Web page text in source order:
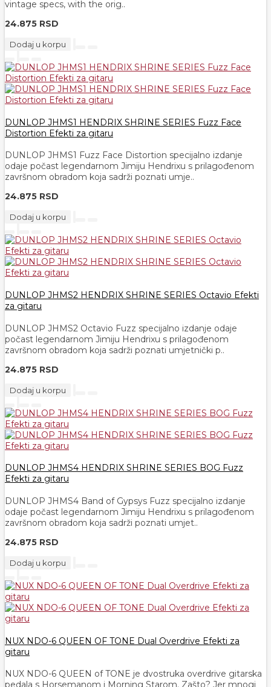
vintage specs, with the orig..
24.875 RSD
Dodaj u korpu
DUNLOP JHMS1 HENDRIX SHRINE SERIES Fuzz Face
Distortion Efekti za gitaru
DUNLOP JHMS1 Fuzz Face Distortion specijalno izdanje
odaje počast legendarnom Jimiju Hendrixu s prilagođenom
završnom obradom koja sadrži poznati umje..
24.875 RSD
Dodaj u korpu
DUNLOP JHMS2 HENDRIX SHRINE SERIES Octavio Efekti
za gitaru
DUNLOP JHMS2 Octavio Fuzz specijalno izdanje odaje
počast legendarnom Jimiju Hendrixu s prilagođenom
završnom obradom koja sadrži poznati umjetnički p..
24.875 RSD
Dodaj u korpu
DUNLOP JHMS4 HENDRIX SHRINE SERIES BOG Fuzz
Efekti za gitaru
DUNLOP JHMS4 Band of Gypsys Fuzz specijalno izdanje
odaje počast legendarnom Jimiju Hendrixu s prilagođenom
završnom obradom koja sadrži poznati umjet..
24.875 RSD
Dodaj u korpu
NUX NDO-6 QUEEN OF TONE Dual Overdrive Efekti za
gitaru
NUX NDO-6 QUEEN of TONE je dvostruka overdrive gitarska
pedala s Horsemanom i Morning Starom. Zašto? Jer mnogi